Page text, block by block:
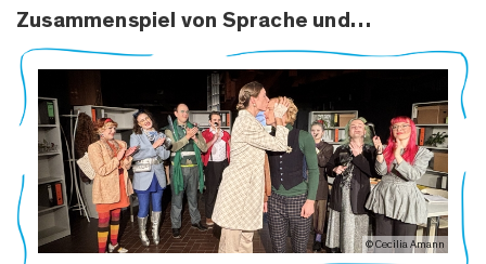
Zusammenspiel von Sprache und…
© Cecilia Amann